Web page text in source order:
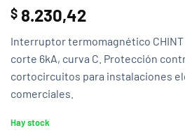
$ 8.230,42
Interruptor termomagnético
corte 6kA, curva C. Protección
cortocircuitos para instalaciones
comerciales.
Hay stock